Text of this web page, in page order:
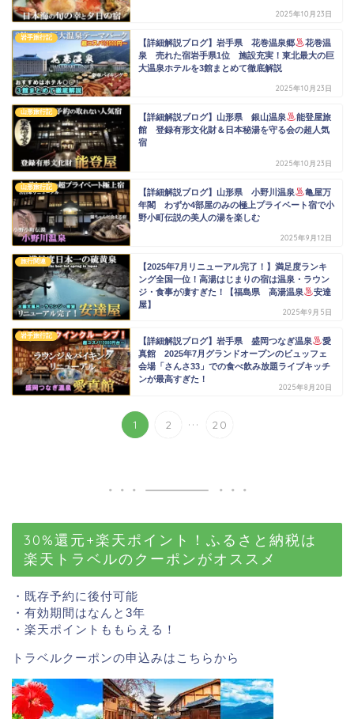
2025年10月23日
岩手旅行記
【詳細解説ブログ】岩手県 花巻温泉郷
花巻温
泉 売れた宿岩手県1位 施設充実！東北最大の巨
大温泉ホテルを3館まとめて徹底解説
2025年10月23日
山形旅行記
【詳細解説ブログ】山形県 銀山温泉
能登屋旅
館 登録有形文化財＆日本秘湯を守る会の超人気
宿
2025年10月23日
山形旅行記
【詳細解説ブログ】山形県 小野川温泉
亀屋万
年閣 わずか4部屋のみの極上プライベート宿で小
野小町伝説の美人の湯を楽しむ
2025年9月12日
旅行関連
【2025年7月リニューアル完了！】満足度ランキ
ング全国一位！高湯はじまりの宿は温泉・ラウン
ジ・食事が凄すぎた！【福島県 高湯温泉
安達
屋】
2025年9月5日
岩手旅行記
【詳細解説ブログ】岩手県 盛岡つなぎ温泉
愛
真館 2025年7月グランドオープンのビュッフェ
会場「さんさ33」での食べ飲み放題ライブキッチ
ンが最高すぎた！
2025年8月20日
1 2 ... 20
30%還元+楽天ポイント！ふるさと納税は
楽天トラベルのクーポンがオススメ
・既存予約に後付可能
・有効期間はなんと3年
・楽天ポイントももらえる！
トラベルクーポンの申込みはこちらから